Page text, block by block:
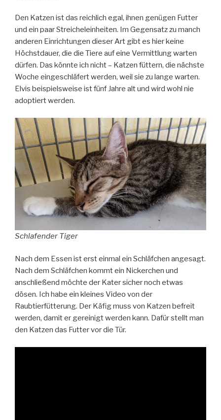
Den Katzen ist das reichlich egal, ihnen genügen Futter
und ein paar Streicheleinheiten. Im Gegensatz zu manch
anderen Einrichtungen dieser Art gibt es hier keine
Höchstdauer, die die Tiere auf eine Vermittlung warten
dürfen. Das könnte ich nicht – Katzen füttern, die nächste
Woche eingeschläfert werden, weil sie zu lange warten.
Elvis beispielsweise ist fünf Jahre alt und wird wohl nie
adoptiert werden.
Schlafender Tiger
Nach dem Essen ist erst einmal ein Schläfchen angesagt.
Nach dem Schläfchen kommt ein Nickerchen und
anschließend möchte der Kater sicher noch etwas
dösen. Ich habe ein kleines Video von der
Raubtierfütterung. Der Käfig muss von Katzen befreit
werden, damit er gereinigt werden kann. Dafür stellt man
den Katzen das Futter vor die Tür.